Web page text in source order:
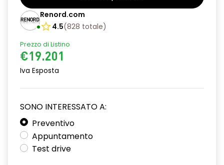
Renord.com
4.5(828 totale)
Prezzo di Listino
€19.201
Iva Esposta
SONO INTERESSATO A:
Preventivo
Appuntamento
Test drive